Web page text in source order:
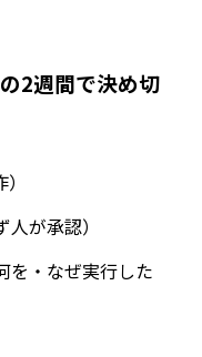
2週間で決め切
が承認）
を・なぜ実行した